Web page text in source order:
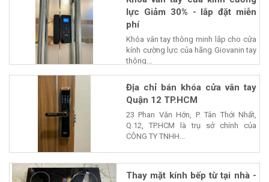
lực Giảm 30% - lắp đặt miễn
phí
Khóa vân tay thông minh lắp cho cửa
kính cường lực của hãng Giovanin tay
thông...
Địa chỉ bán khóa cửa vân tay
Quận 12 TP.HCM
23 Phan Văn Hớn, P. Tân Thới Nhất,
Q.12, TP.HCM là trụ sở chính của
CÔNG TY TNHH...
Thay mặt kính bếp từ tại nhà -